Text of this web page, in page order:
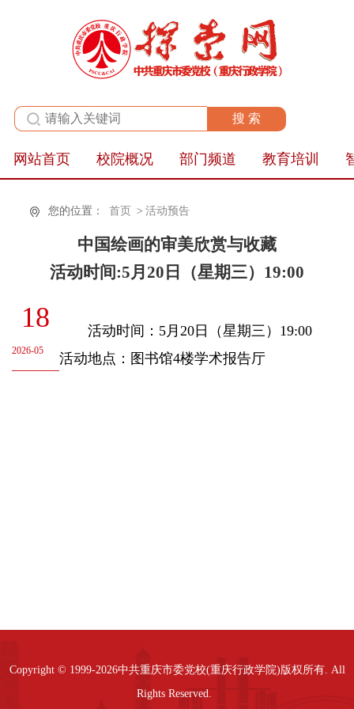
全站群
网站首页 校院概况 部门频道 教育培训
您的位置： 首页 > 活动预告
中国绘画的审美欣赏与收藏
活动时间:5月20日（星期三）19:00
18
2026-05
活动时间：5月20日（星期三）19:00
活动地点：图书馆4楼学术报告厅
Copyright © 1999-2026中共重庆市委党校(重庆行政学院)版权所有. All
Rights Reserved.